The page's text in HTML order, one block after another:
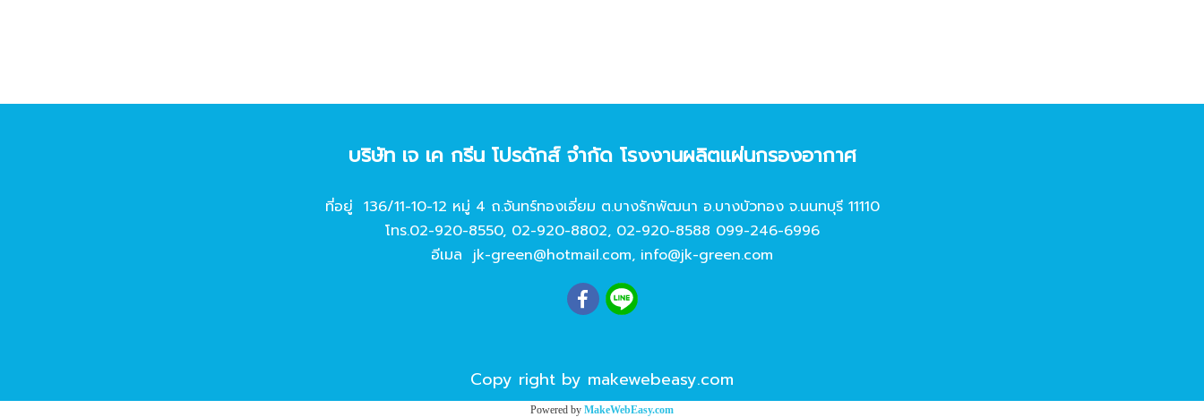
บริษัท เจ เค กรีน โปรดักส์ จํากัด โรงงานผลิตแผ่นกรองอากาศ
ที่อยู่ 136/11-10-12 หมู่ 4 ถ.จันทร์ทองเอี่ยม ต.บางรักพัฒนา อ.บางบัวทอง จ.นนทบุรี 11110
โทร.02-920-8550, 02-920-8802, 02-920-8588 099-246-6996
อีเมล jk-green@hotmail.com, info@jk-green.com
Copy right by makewebeasy.com
Powered by MakeWebEasy.com